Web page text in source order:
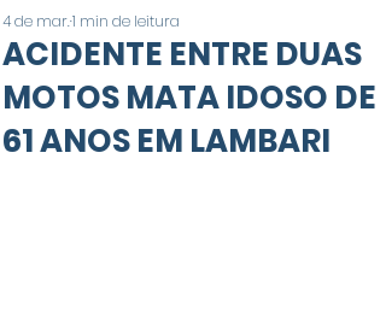
ACIDENTE ENTRE DUAS
MOTOS MATA IDOSO DE
61 ANOS EM LAMBARI
4 de mar.1 min de leitura